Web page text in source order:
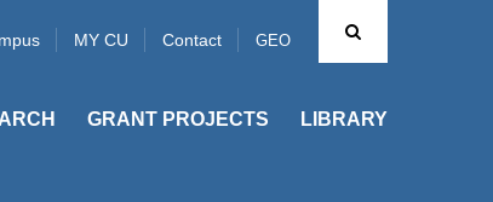
GEO
MY CU Contact
GRANT PROJECTS LIBRARY